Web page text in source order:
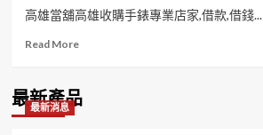
高雄當舖高雄收購手錶專業店家,借款,借錢...
Read MoreRead
高
雄
最新產品
最新消息